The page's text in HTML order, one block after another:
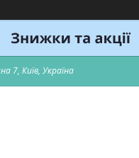
7, Київ, Україна